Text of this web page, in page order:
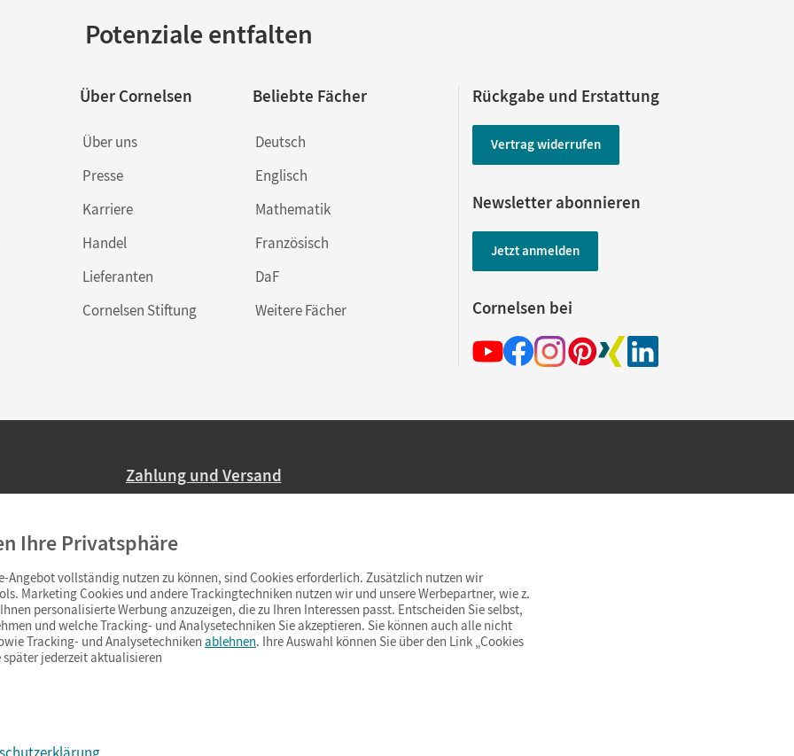
Potenziale entfalten
Über Cornelsen
Über uns
Presse
Karriere
Handel
Lieferanten
Cornelsen Stiftung
Beliebte Fächer
Deutsch
Englisch
Mathematik
Französisch
DaF
Weitere Fächer
Rückgabe und Erstattung
Vertrag widerrufen
Newsletter abonnieren
Jetzt anmelden
Cornelsen bei
Zahlung und Versand
Ab 59,– EUR Bestellwert liefern wir versandkostenfrei innerhalb Deutschlands
(Lieferung in 3–6 Tagen).
Ihre Privatsphäre
Angebot vollständig nutzen zu können, sind Cookies erforderlich. Zusätzlich nutzen wir
Marketing Cookies und andere Trackingtechniken nutzen wir und unsere Werbepartner, wie z.
personalisierte Werbung anzuzeigen, die zu Ihren Interessen passt. Entscheiden Sie selbst,
und welche Tracking- und Analysetechniken Sie akzeptieren. Sie können auch alle nicht
Tracking- und Analysetechniken ablehnen. Ihre Auswahl können Sie über den Link „Cookies
später jederzeit aktualisieren